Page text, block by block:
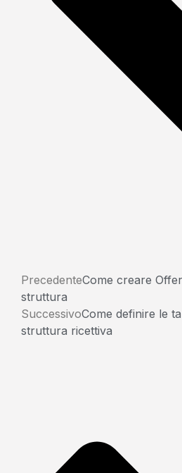
PrecedenteCome creare
struttura
SuccessivoCome definire le
struttura ricettiva